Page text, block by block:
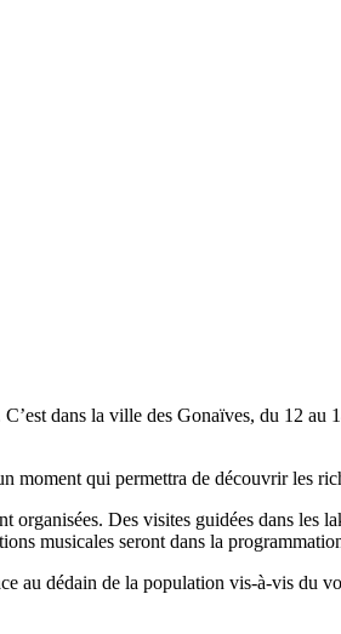
dans la ville des Gonaïves, du 12
moment qui permettra de découvrir les
Des visites guidées dans les
musicales seront dans la
au dédain de la population vis-à-vis du